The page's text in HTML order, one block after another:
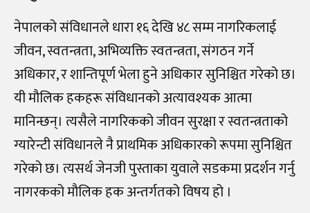
नेपालको संविधानले धारा १६ देखि ४८ सम्म नागरिकलाई
जीवन, स्वतन्त्रता, अभिव्यक्ति स्वतन्त्रता, संगठन गर्ने
अधिकार, र शान्तिपूर्ण भेला हुने अधिकार सुनिश्चित गरेको छ।
यी मौलिक हकहरू संविधानको अत्यावश्यक आत्मा
मानिन्छन्। त्यसैले नागरिकको जीवन सुरक्षा र स्वतन्त्रताको
ग्यारेन्टी संविधानले नै प्राथमिक अधिकारको रूपमा सुनिश्चित
गरेको छ। त्यसर्थ जेनजी पुस्ताका युवाले सडकमा प्रदर्शन गर्नु
नागरकको मौलिक हक अन्तर्गतको विषय हो ।